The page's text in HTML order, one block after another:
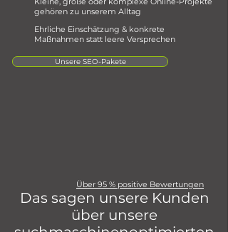
gehören zu unserem Alltag
Ehrliche Einschätzung & konkrete
Maßnahmen statt leere Versprechen
Unsere SEO-Pakete
Über 95 % positive Bewertungen
Das sagen unsere Kunden
über unsere